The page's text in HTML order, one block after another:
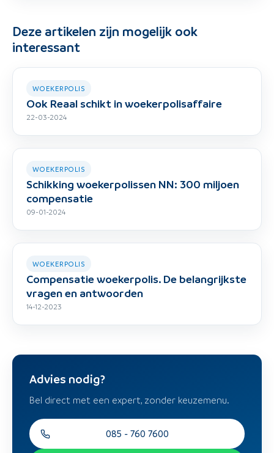
Deze artikelen zijn mogelijk ook
interessant
WOEKERPOLIS
Ook Reaal schikt in woekerpolisaffaire
22-03-2024
WOEKERPOLIS
Schikking woekerpolissen NN: 300 miljoen
compensatie
09-01-2024
WOEKERPOLIS
Compensatie woekerpolis. De belangrijkste
vragen en antwoorden
14-12-2023
Advies nodig?
Bel direct met een expert, zonder keuzemenu.
085 - 760 7600